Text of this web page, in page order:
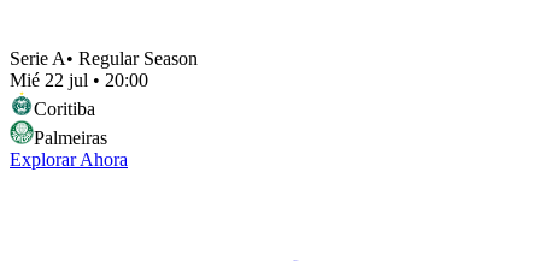
Serie A• Regular Season
Mié 22 jul • 20:00
Coritiba
Palmeiras
Explorar Ahora